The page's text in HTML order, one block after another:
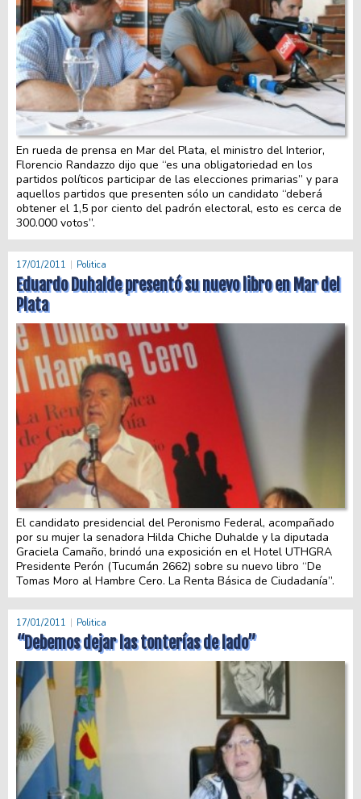
En rueda de prensa en Mar del Plata, el ministro del Interior,
Florencio Randazzo dijo que “es una obligatoriedad en los
partidos políticos participar de las elecciones primarias” y para
aquellos partidos que presenten sólo un candidato “deberá
obtener el 1,5 por ciento del padrón electoral, esto es cerca de
300.000 votos”.
17/01/2011 Politica
Eduardo Duhalde presentó su nuevo libro en Mar del
Plata
El candidato presidencial del Peronismo Federal, acompañado
por su mujer la senadora Hilda Chiche Duhalde y la diputada
Graciela Camaño, brindó una exposición en el Hotel UTHGRA
Presidente Perón (Tucumán 2662) sobre su nuevo libro “De
Tomas Moro al Hambre Cero. La Renta Básica de Ciudadanía”.
17/01/2011 Politica
“Debemos dejar las tonterías de lado”